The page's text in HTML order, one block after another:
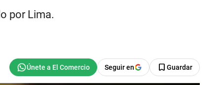
por Lima.
Seguir en Guardar